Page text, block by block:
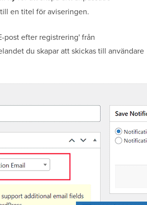
en titel för aviseringen.
post efter registrering' från
du skapar att skickas till användare